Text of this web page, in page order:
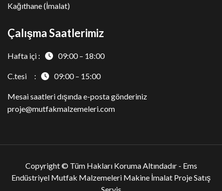
Kağıthane (İmalat)
Çalışma Saatlerimiz
Hafta içi : 09:00 – 18:00
C.tesi : 09:00 – 15:00
Mesai saatleri dışında e-posta gönderiniz
proje@mutfakmalzemeleri.com
Copyright © Tüm Hakları Koruma Altındadır - Ems
Endüstriyel Mutfak Malzemeleri Makine İmalat Proje Satış